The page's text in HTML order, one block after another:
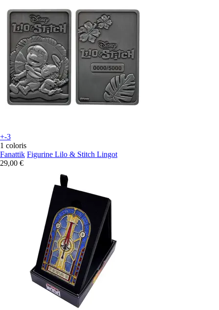
+-3
1 coloris
Fanattik Figurine Lilo & Stitch Lingot
29,00 €